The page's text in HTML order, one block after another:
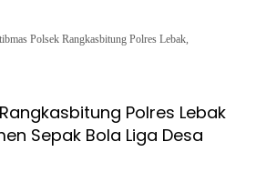
Polsek Rangkasbitung Polres Lebak,
Polres Lebak
Sepak Bola Liga Desa